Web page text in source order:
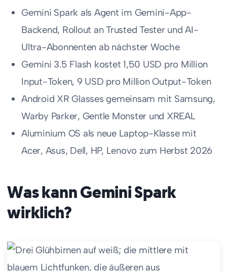
Gemini Spark als Agent im Gemini-App-
Backend, Rollout an Trusted Tester und AI-
Ultra-Abonnenten ab nächster Woche
Gemini 3.5 Flash kostet 1,50 USD pro Million
Input-Token, 9 USD pro Million Output-Token
Android XR Glasses gemeinsam mit Samsung,
Warby Parker, Gentle Monster und XREAL
Aluminium OS als neue Laptop-Klasse mit
Acer, Asus, Dell, HP, Lenovo zum Herbst 2026
Was kann Gemini Spark
wirklich?